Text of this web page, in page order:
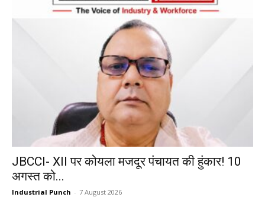
JBCCI- XII पर कोयला मजदूर पंचायत की हुंकार! 10
अगस्त को...
Industrial Punch - 7 August 2026